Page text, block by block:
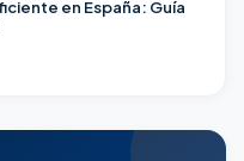
en España: Guía